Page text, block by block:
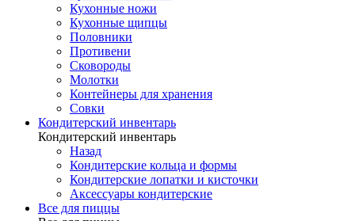
Кухонные ножи
Кухонные щипцы
Половники
Противени
Сковороды
Молотки
Контейнеры для хранения
Совки
Кондитерский инвентарь
Кондитерский инвентарь
Назад
Кондитерские кольца и формы
Кондитерские лопатки и кисточки
Аксессуары кондитерские
Все для пиццы